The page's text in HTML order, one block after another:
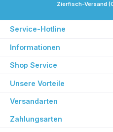
Zierfisch-Versand
Service-Hotline
Informationen
Shop Service
Unsere Vorteile
Versandarten
Zahlungsarten